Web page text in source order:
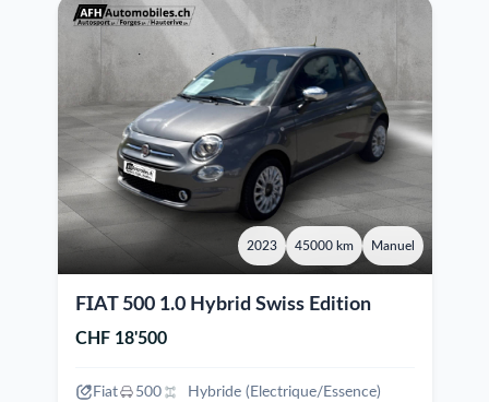
2023 45000 km Manuel
FIAT 500 1.0 Hybrid Swiss Edition
CHF 18'500
Fiat 500
Hybride (Electrique/Essence)